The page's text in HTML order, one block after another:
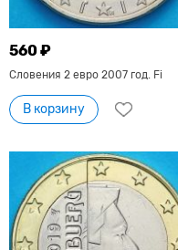
560 ₽
Словения 2 евро 2007 год. Fi
В корзину